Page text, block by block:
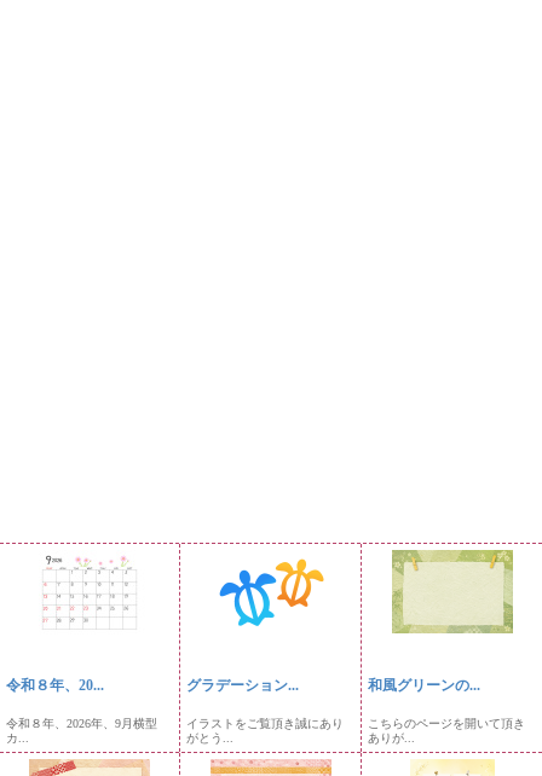
令和８年、20...
令和８年、2026年、9月横型
カ...
グラデーション...
イラストをご覧頂き誠にあり
がとう...
和風グリーンの...
こちらのページを開いて頂き
ありが...